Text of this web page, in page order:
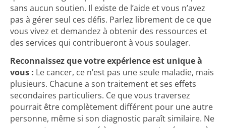
sans aucun soutien. Il existe de l’aide et vous n’avez
pas à gérer seul ces défis. Parlez librement de ce que
vous vivez et demandez à obtenir des ressources et
des services qui contribueront à vous soulager.
Reconnaissez que votre expérience est unique à
vous : Le cancer, ce n’est pas une seule maladie, mais
plusieurs. Chacune a son traitement et ses effets
secondaires particuliers. Ce que vous traversez
pourrait être complètement différent pour une autre
personne, même si son diagnostic paraît similaire. Ne